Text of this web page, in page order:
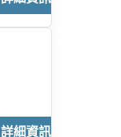
詳細資訊